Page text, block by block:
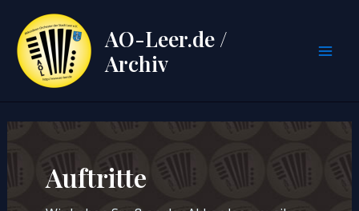
Inhalt
springen
AO-Leer.de /
Archiv
Auftritte